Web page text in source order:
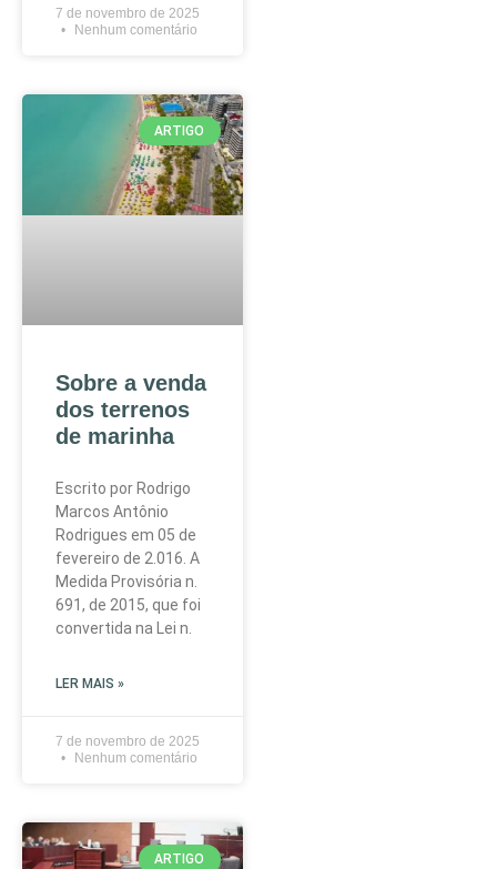
7 de novembro de 2025
Nenhum comentário
ARTIGO
Sobre a venda
dos terrenos
de marinha
Escrito por Rodrigo
Marcos Antônio
Rodrigues em 05 de
fevereiro de 2.016. A
Medida Provisória n.
691, de 2015, que foi
convertida na Lei n.
LER MAIS »
7 de novembro de 2025
Nenhum comentário
ARTIGO